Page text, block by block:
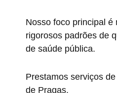
Nosso foco principal é
rigorosos padrões de
de saúde pública.
Prestamos serviços
de Pragas.